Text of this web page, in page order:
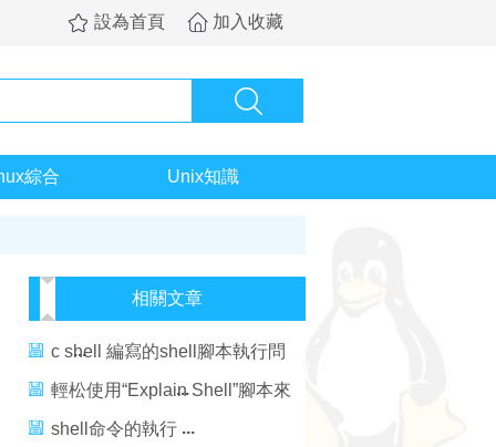
設為首頁 加入收藏
綜合 Unix知識
相關文章
c shell 編寫的shell腳本執行問
題
輕松使用“Explain Shell”腳本來
理解 Shell 命令
shell命令的執行